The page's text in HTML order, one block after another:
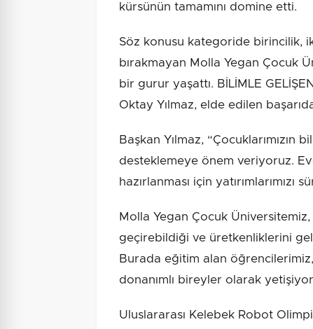
kürsünün tamamını domine etti.
Söz konusu kategoride birincilik,
bırakmayan Molla Yegan Çocuk
bir gurur yaşattı. BİLİMLE
Oktay Yılmaz, elde edilen
Başkan Yılmaz,
desteklemeye önem veriyoruz.
hazırlanması için yatırımlarımızı
Molla Yegan Çocuk
geçirebildiği ve üretkenliklerini
Burada eğitim alan
donanımlı bireyler olarak
Uluslararası Kelebek Robot